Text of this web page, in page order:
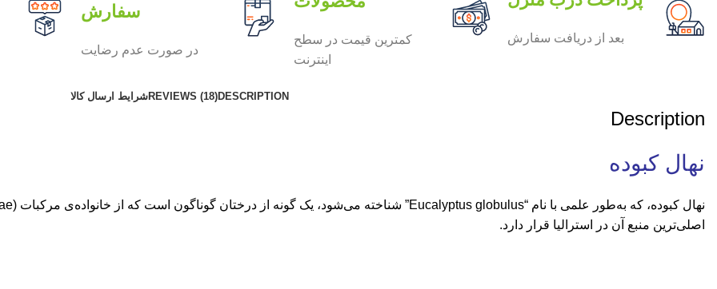
بعد از دریافت سفارش
کمترین قیمت در سطح
اینترنت
سفارش
در صورت عدم رضایت
DESCRIPTION
REVIEWS (18)شرایط ارسال کالا
Description
نهال کبوده
اصلی‌ترین منبع آن در استرالیا قرار دارد.